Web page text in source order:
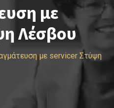
με
Λέσβου
με servicer Στύψη